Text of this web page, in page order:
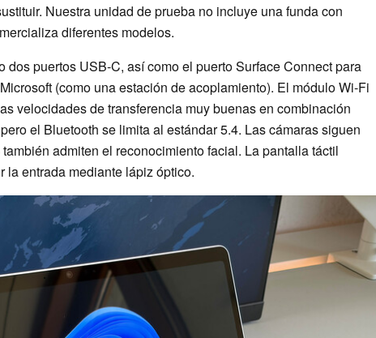
Nuestra unidad de prueba no incluye una funda con
diferentes modelos.
dos puertos USB-C, así como el puerto Surface Connect para
(como una estación de acoplamiento). El módulo Wi-Fi
velocidades de transferencia muy buenas en combinación
el Bluetooth se limita al estándar 5.4. Las cámaras siguen
admiten el reconocimiento facial. La pantalla táctil
la entrada mediante lápiz óptico.